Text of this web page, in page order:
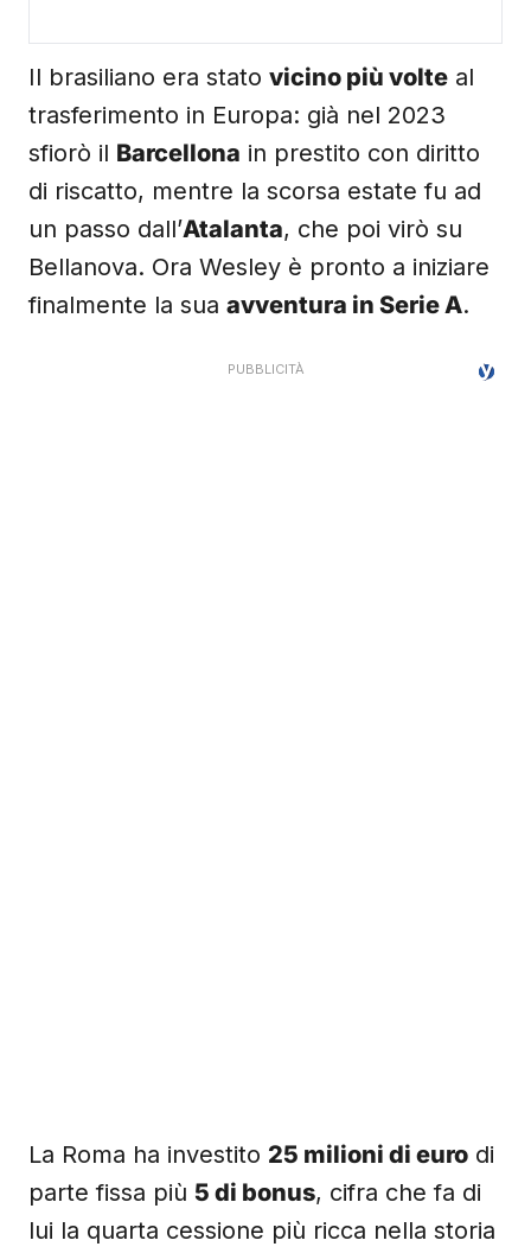
Il brasiliano era stato vicino più volte al
trasferimento in Europa: già nel 2023
sfiorò il Barcellona in prestito con diritto
di riscatto, mentre la scorsa estate fu ad
un passo dall’Atalanta, che poi virò su
Bellanova. Ora Wesley è pronto a iniziare
finalmente la sua avventura in Serie A.
La Roma ha investito 25 milioni di euro di
parte fissa più 5 di bonus, cifra che fa di
lui la quarta cessione più ricca nella storia